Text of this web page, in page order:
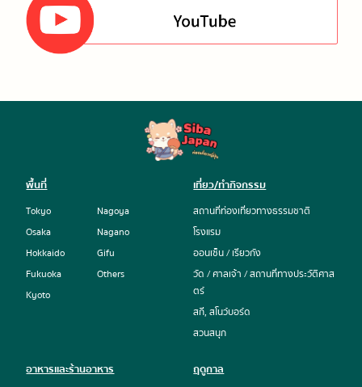
พื้นที่
Tokyo
Osaka
Hokkaido
Fukuoka
Kyoto
Nagoya
Nagano
Gifu
Others
เที่ยว/ทำกิจกรรม
สถานที่ท่องเที่ยวทางธรรมชาติ
โรงแรม
ออนเซ็น / เรียวกัง
วัด / ศาลเจ้า / สถานที่ทางประวัติศาส
ตร์
สกี, สโนว์บอร์ด
สวนสนุก
อาหารและร้านอาหาร ฤดูกาล